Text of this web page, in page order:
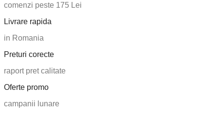
comenzi peste 175 Lei
Livrare rapida
in Romania
Preturi corecte
raport pret calitate
Oferte promo
campanii lunare